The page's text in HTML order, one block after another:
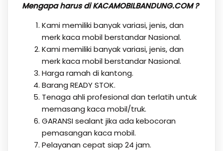
Mengapa harus di KACAMOBILBANDUNG.COM ?
Kami memiliki banyak variasi, jenis, dan
merk kaca mobil berstandar Nasional.
Kami memiliki banyak variasi, jenis, dan
merk kaca mobil berstandar Nasional.
Harga ramah di kantong.
Barang READY STOK.
Tenaga ahli profesional dan terlatih untuk
memasang kaca mobil/truk.
GARANSI sealant jika ada kebocoran
pemasangan kaca mobil.
Pelayanan cepat siap 24 jam.